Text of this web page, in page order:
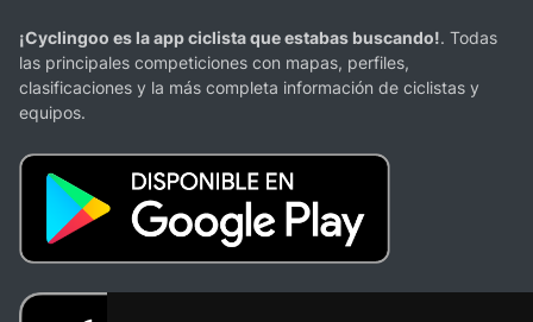
¡Cyclingoo es la app ciclista que estabas buscando!. Todas
las principales competiciones con mapas, perfiles,
clasificaciones y la más completa información de ciclistas y
equipos.